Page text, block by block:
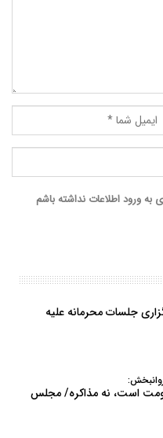
به ورود اطلاعات نداشته باشم
جلسات محرمانه علیه
است، نه مذاکره/ مجلس